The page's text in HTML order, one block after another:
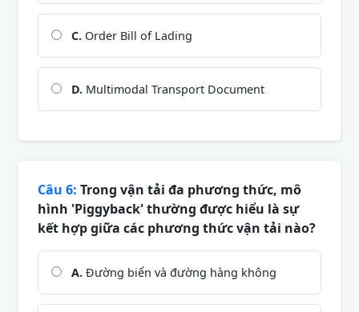
C. Order Bill of Lading
D. Multimodal Transport Document
Câu 6: Trong vận tải đa phương thức, mô
hình 'Piggyback' thường được hiểu là sự
kết hợp giữa các phương thức vận tải nào?
A. Đường biển và đường hàng không